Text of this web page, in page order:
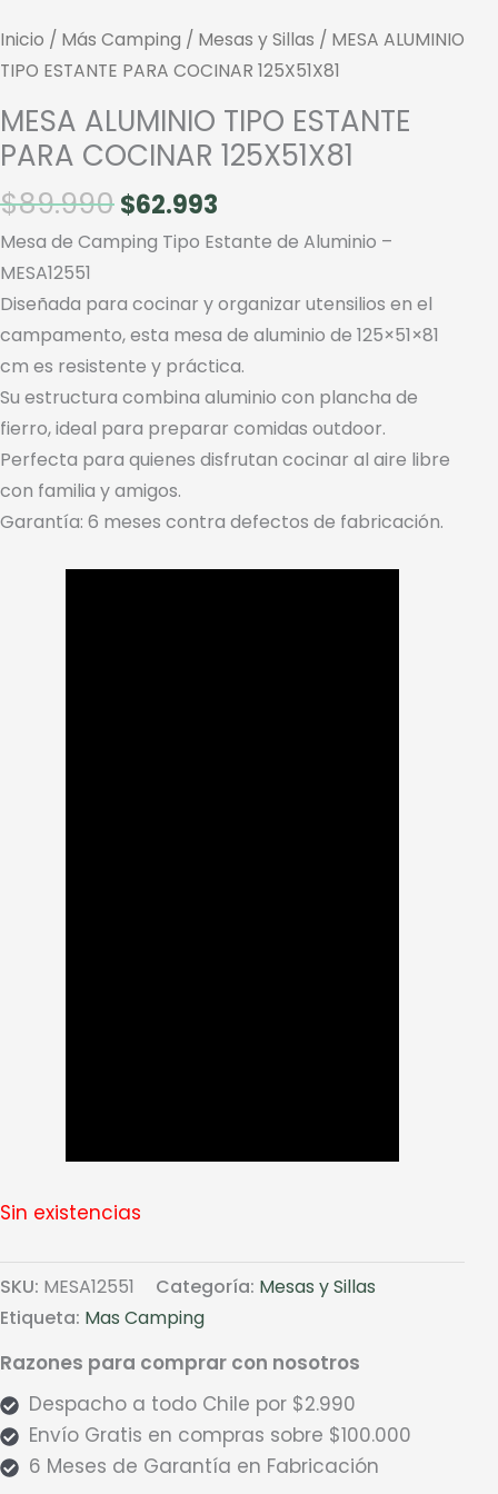
Inicio / Más Camping / Mesas y Sillas / MESA ALUMINIO
TIPO ESTANTE PARA COCINAR 125X51X81
MESA ALUMINIO TIPO ESTANTE
PARA COCINAR 125X51X81
$89.990El
precio
original
era:
$89.990.
$62.993
precio
es:
$62.993.
Mesa de Camping Tipo Estante de Aluminio –
MESA12551
Diseñada para cocinar y organizar utensilios en el
campamento, esta mesa de aluminio de 125×51×81
cm es resistente y práctica.
Su estructura combina aluminio con plancha de
fierro, ideal para preparar comidas outdoor.
Perfecta para quienes disfrutan cocinar al aire libre
con familia y amigos.
Garantía: 6 meses contra defectos de fabricación.
Sin existencias
SKU: MESA12551 Categoría: Mesas y Sillas
Etiqueta: Mas Camping
Razones para comprar con nosotros
Despacho a todo Chile por $2.990
Envío Gratis en compras sobre $100.000
6 Meses de Garantía en Fabricación